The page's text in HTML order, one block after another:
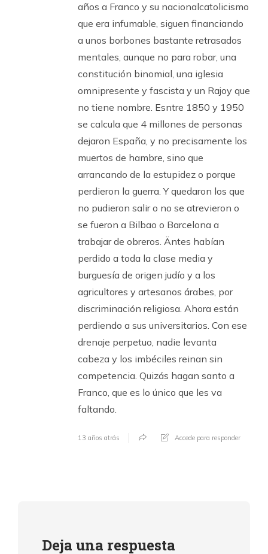
años a Franco y su nacionalcatolicismo
que era infumable, siguen financiando
a unos borbones bastante retrasados
mentales, aunque no para robar, una
constitución binomial, una iglesia
omnipresente y fascista y un Rajoy que
no tiene nombre. Esntre 1850 y 1950
se calcula que 4 millones de personas
dejaron España, y no precisamente los
muertos de hambre, sino que
arrancando de la estupidez o porque
perdieron la guerra. Y quedaron los que
no pudieron salir o no se atrevieron o
se fueron a Bilbao o Barcelona a
trabajar de obreros. Äntes habían
perdido a toda la clase media y
burguesía de origen judío y a los
agricultores y artesanos árabes, por
discriminación religiosa. Ahora están
perdiendo a sus universitarios. Con ese
drenaje perpetuo, nadie levanta
cabeza y los imbéciles reinan sin
competencia. Quizás hagan santo a
Franco, que es lo único que les va
faltando.
13 años atrás Accede para responder
Deja una respuesta